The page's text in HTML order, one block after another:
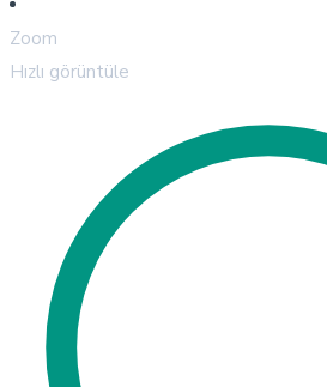
Zoom
Hızlı görüntüle